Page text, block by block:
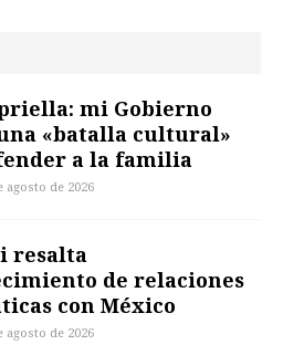
mi Gobierno
«batalla cultural»
a la familia
agosto de 2026
resalta
de relaciones
con México
agosto de 2026